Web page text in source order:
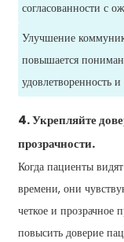
согласованности с
Улучшение
повышается
удовлетворенность и
4. Укрепляйте
прозрачности.
Когда пациенты
времени, они
четкое и прозрачное
повысить доверие